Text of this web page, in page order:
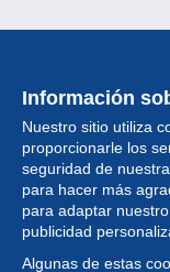
Información
Nuestro sitio utiliza
proporcionarle los
seguridad de
para hacer más
para adaptar
publicidad
Algunas de estas
Colección